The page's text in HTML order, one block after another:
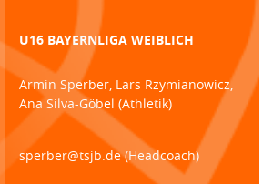
U16 BAYERNLIGA WEIBLICH
Armin Sperber, Lars Rzymianowicz,
Ana Silva-Göbel (Athletik)
sperber@tsjb.de (Headcoach)